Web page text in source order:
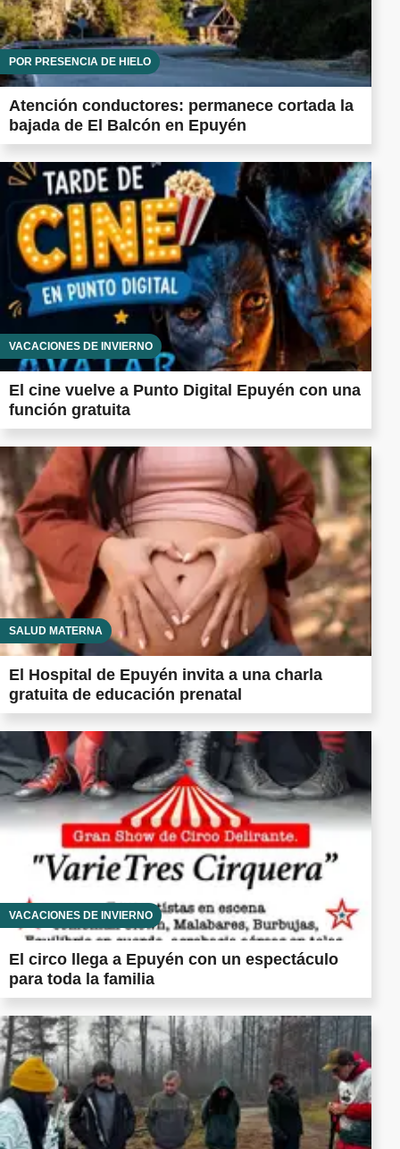
POR PRESENCIA DE HIELO
Atención conductores: permanece cortada la
bajada de El Balcón en Epuyén
VACACIONES DE INVIERNO
El cine vuelve a Punto Digital Epuyén con una
función gratuita
SALUD MATERNA
El Hospital de Epuyén invita a una charla
gratuita de educación prenatal
VACACIONES DE INVIERNO
El circo llega a Epuyén con un espectáculo
para toda la familia